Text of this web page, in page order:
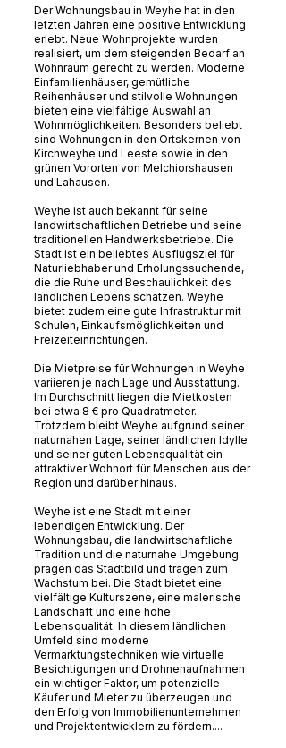
Der Wohnungsbau in Weyhe hat in den
letzten Jahren eine positive Entwicklung
erlebt. Neue Wohnprojekte wurden
realisiert, um dem steigenden Bedarf an
Wohnraum gerecht zu werden. Moderne
Einfamilienhäuser, gemütliche
Reihenhäuser und stilvolle Wohnungen
bieten eine vielfältige Auswahl an
Wohnmöglichkeiten. Besonders beliebt
sind Wohnungen in den Ortskernen von
Kirchweyhe und Leeste sowie in den
grünen Vororten von Melchiorshausen
und Lahausen.
Weyhe ist auch bekannt für seine
landwirtschaftlichen Betriebe und seine
traditionellen Handwerksbetriebe. Die
Stadt ist ein beliebtes Ausflugsziel für
Naturliebhaber und Erholungssuchende,
die die Ruhe und Beschaulichkeit des
ländlichen Lebens schätzen. Weyhe
bietet zudem eine gute Infrastruktur mit
Schulen, Einkaufsmöglichkeiten und
Freizeiteinrichtungen.
Die Mietpreise für Wohnungen in Weyhe
variieren je nach Lage und Ausstattung.
Im Durchschnitt liegen die Mietkosten
bei etwa 8 € pro Quadratmeter.
Trotzdem bleibt Weyhe aufgrund seiner
naturnahen Lage, seiner ländlichen Idylle
und seiner guten Lebensqualität ein
attraktiver Wohnort für Menschen aus der
Region und darüber hinaus.
Weyhe ist eine Stadt mit einer
lebendigen Entwicklung. Der
Wohnungsbau, die landwirtschaftliche
Tradition und die naturnahe Umgebung
prägen das Stadtbild und tragen zum
Wachstum bei. Die Stadt bietet eine
vielfältige Kulturszene, eine malerische
Landschaft und eine hohe
Lebensqualität. In diesem ländlichen
Umfeld sind moderne
Vermarktungstechniken wie virtuelle
Besichtigungen und Drohnenaufnahmen
ein wichtiger Faktor, um potenzielle
Käufer und Mieter zu überzeugen und
den Erfolg von Immobilienunternehmen
und Projektentwicklern zu fördern....